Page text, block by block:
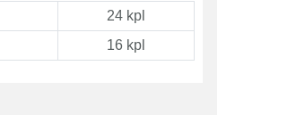
24 kpl
16 kpl